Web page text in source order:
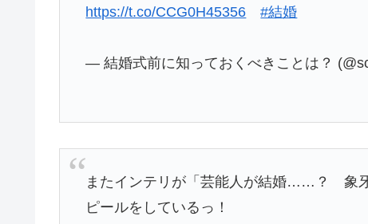
https://t.co/CCG0H45356
#結婚
— 結婚式前に知っておくべきことは？
またインテリが「芸能人が結婚……？ 象
ピールをしているっ！